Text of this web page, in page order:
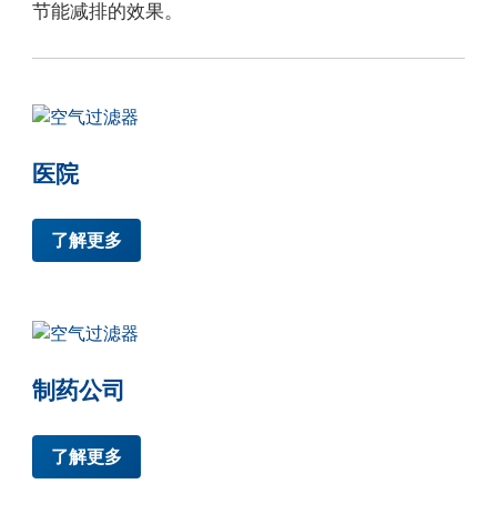
节能减排的效果。
医院
了解更多
制药公司
了解更多